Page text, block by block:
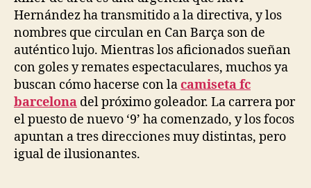
Hernández ha transmitido a la directiva, y los
nombres que circulan en Can Barça son de
auténtico lujo. Mientras los aficionados sueñan
con goles y remates espectaculares, muchos ya
buscan cómo hacerse con lacamiseta fc
barcelona del próximo goleador. La carrera por
el puesto de nuevo ‘9’ ha comenzado, y los focos
apuntan a tres direcciones muy distintas, pero
igual de ilusionantes.